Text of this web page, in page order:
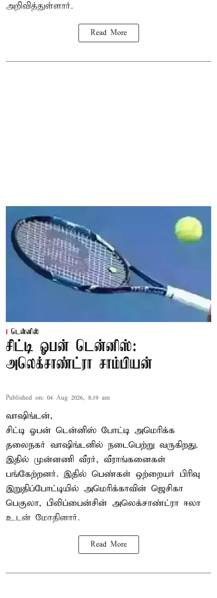
அறிவித்துள்ளார்.
Read More
டென்னிஸ்
சிட்டி ஓபன் டென்னிஸ்:
அலெக்சாண்ட்ரா சாம்பியன்
Published on: 04 Aug 2026, 8:19 am
வாஷிங்டன்,
சிட்டி ஓபன் டென்னிஸ் போட்டி அமெரிக்க
தலைநகர் வாஷிங்டனில் நடைபெற்று வருகிறது.
இதில் முன்னணி வீரர், வீராங்கனைகள்
பங்கேற்றனர். இதில் பெண்கள் ஒற்றையர் பிரிவு
இறுதிப்போட்டியில் அமெரிக்காவின் ஜெசிகா
பெகுலா, பிலிப்பைன்சின் அலெக்சாண்ட்ரா ஈலா
உடன் மோதினார்.
Read More